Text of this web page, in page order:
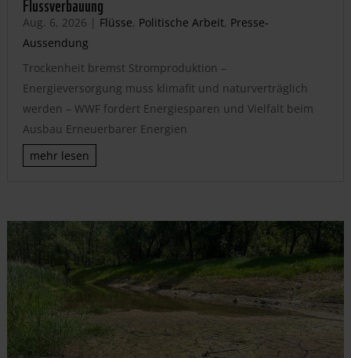
Aug. 6, 2026 | Flüsse, Politische Arbeit, Presse-
Aussendung
Trockenheit bremst Stromproduktion –
Energieversorgung muss klimafit und naturverträglich
werden – WWF fordert Energiesparen und Vielfalt beim
Ausbau Erneuerbarer Energien
mehr lesen